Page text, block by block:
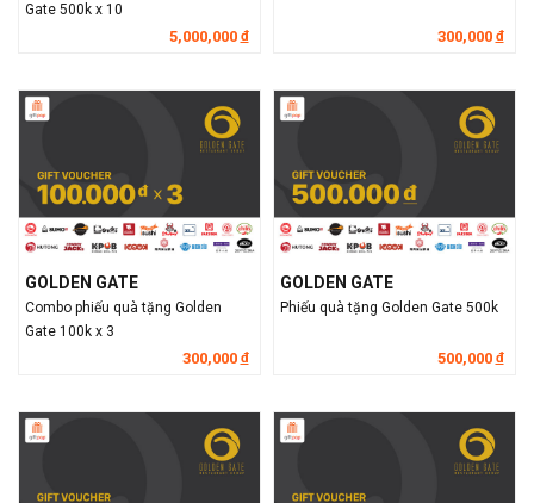
Gate 500k x 10
5,000,000 đ 300,000 đ
GOLDEN GATE
Combo phiếu quà tặng Golden
Gate 100k x 3
300,000 đ
GOLDEN GATE
Phiếu quà tặng Golden Gate 500k
500,000 đ